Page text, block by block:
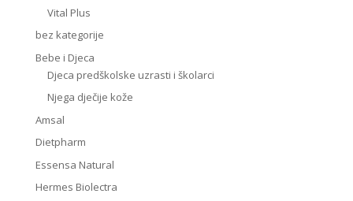
Vital Plus
bez kategorije
Bebe i Djeca
Djeca predškolske uzrasti i školarci
Njega dječije kože
Amsal
Dietpharm
Essensa Natural
Hermes Biolectra